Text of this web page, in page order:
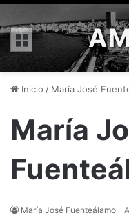
Menú
Inicio / María José
María
María José Fuenteálamo -